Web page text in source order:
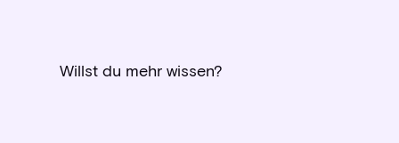
Willst du mehr wissen?